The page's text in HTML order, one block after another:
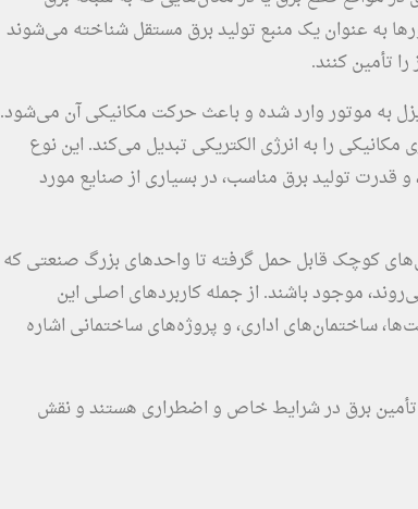
به عنوان یک منبع تولید برق مستقل شناخته می‌شوند
تأمین کنند.
به موتور وارد شده و باعث حرکت مکانیکی آن می‌شود.
را به انرژی الکتریکی تبدیل می‌کند. این نوع
و قدرت تولید برق مناسب، در بسیاری از صنایع مورد
کوچک قابل حمل گرفته تا واحدهای بزرگ صنعتی که
موجود باشند. از جمله کاربردهای اصلی این
ساختمان‌های اداری، و پروژه‌های ساختمانی اشاره
تأمین برق در شرایط خاص و اضطراری هستند و نقش